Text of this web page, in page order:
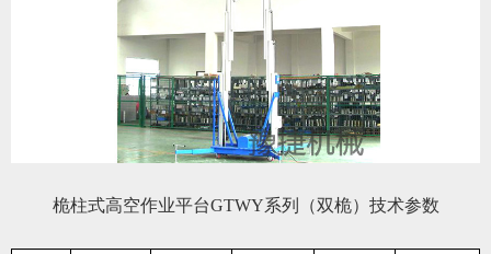
桅柱式高空作业平台GTWY系列（双桅）技术参数